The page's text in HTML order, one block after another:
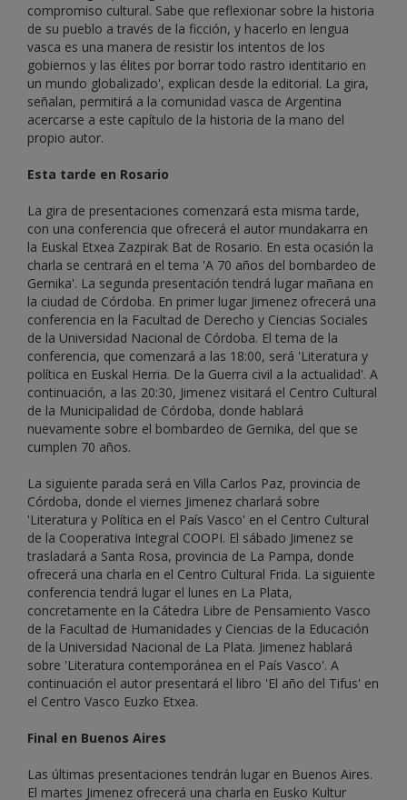
compromiso cultural. Sabe que reflexionar sobre la historia
de su pueblo a través de la ficción, y hacerlo en lengua
vasca es una manera de resistir los intentos de los
gobiernos y las élites por borrar todo rastro identitario en
un mundo globalizado', explican desde la editorial. La gira,
señalan, permitirá a la comunidad vasca de Argentina
acercarse a este capítulo de la historia de la mano del
propio autor.
Esta tarde en Rosario
La gira de presentaciones comenzará esta misma tarde,
con una conferencia que ofrecerá el autor mundakarra en
la Euskal Etxea Zazpirak Bat de Rosario. En esta ocasión la
charla se centrará en el tema 'A 70 años del bombardeo de
Gernika'. La segunda presentación tendrá lugar mañana en
la ciudad de Córdoba. En primer lugar Jimenez ofrecerá una
conferencia en la Facultad de Derecho y Ciencias Sociales
de la Universidad Nacional de Córdoba. El tema de la
conferencia, que comenzará a las 18:00, será 'Literatura y
política en Euskal Herria. De la Guerra civil a la actualidad'. A
continuación, a las 20:30, Jimenez visitará el Centro Cultural
de la Municipalidad de Córdoba, donde hablará
nuevamente sobre el bombardeo de Gernika, del que se
cumplen 70 años.
La siguiente parada será en Villa Carlos Paz, provincia de
Córdoba, donde el viernes Jimenez charlará sobre
'Literatura y Política en el País Vasco' en el Centro Cultural
de la Cooperativa Integral COOPI. El sábado Jimenez se
trasladará a Santa Rosa, provincia de La Pampa, donde
ofrecerá una charla en el Centro Cultural Frida. La siguiente
conferencia tendrá lugar el lunes en La Plata,
concretamente en la Cátedra Libre de Pensamiento Vasco
de la Facultad de Humanidades y Ciencias de la Educación
de la Universidad Nacional de La Plata. Jimenez hablará
sobre 'Literatura contemporánea en el País Vasco'. A
continuación el autor presentará el libro 'El año del Tifus' en
el Centro Vasco Euzko Etxea.
Final en Buenos Aires
Las últimas presentaciones tendrán lugar en Buenos Aires.
El martes Jimenez ofrecerá una charla en Eusko Kultur